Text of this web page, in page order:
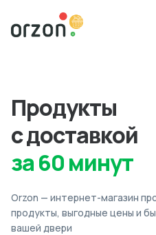
Продукты
с доставкой
за 60 минут
Orzon — интернет-магазин
продукты, выгодные цены и
вашей двери